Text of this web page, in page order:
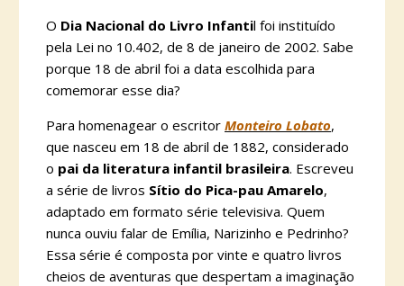
O Dia Nacional do Livro Infantil foi instituído
pela Lei no 10.402, de 8 de janeiro de 2002. Sabe
porque 18 de abril foi a data escolhida para
comemorar esse dia?
Para homenagear o escritor Monteiro Lobato,
que nasceu em 18 de abril de 1882, considerado
o pai da literatura infantil brasileira. Escreveu
a série de livros Sítio do Pica-pau Amarelo,
adaptado em formato série televisiva. Quem
nunca ouviu falar de Emília, Narizinho e Pedrinho?
Essa série é composta por vinte e quatro livros
cheios de aventuras que despertam a imaginação